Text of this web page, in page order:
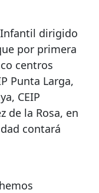
dirigido
por primera
centros
Punta Larga,
CEIP
de la Rosa, en
contará